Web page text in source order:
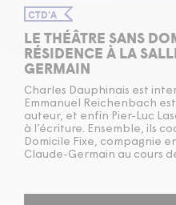
CTD'A
LE THÉÂTRE SANS
RÉSIDENCE À LA
GERMAIN
Charles Dauphinais est
Emmanuel Reichenbach
auteur, et enfin Pier-Luc
à l’écriture. Ensemble, ils
Domicile Fixe, compagnie
Claude-Germain au cours